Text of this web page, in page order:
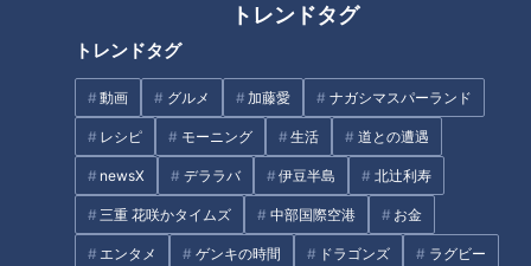
トレンドタグ
トレンドタグ
動画 グルメ 加藤愛 ナガシマスパーランド
レシピ モーニング 生活 道との遭遇
newsX デララバ 伊豆半島 北辻利寿
三重 花咲かタイムズ 中部国際空港 お金
エンタメ ゲンキの時間 ドラゴンズ ラグビー
名物のタコが取れない？海水温
上昇で｢死活問題｣に…21歳の漁
師が仕掛けるブランド化戦略
「ヒートショック」家の危険ポ
イント…命を守る予防法は？冬
に多発「心筋梗塞」対策